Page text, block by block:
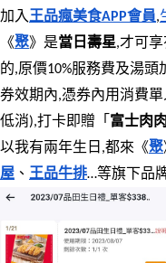
加入王品瘋美食APP會員,
《聚》是當日壽星,才可享
的,原價10%服務費及湯
券效期內,憑券內用消費
低消),打卡即贈「 富士肉
以我有兩年生日,都來《聚
屋 、 王品牛排…等旗下品